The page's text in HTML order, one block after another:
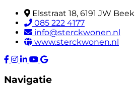
Elsstraat 18, 6191 JW Beek
085 222 4177
info@sterckwonen.nl
www.sterckwonen.nl
Navigatie